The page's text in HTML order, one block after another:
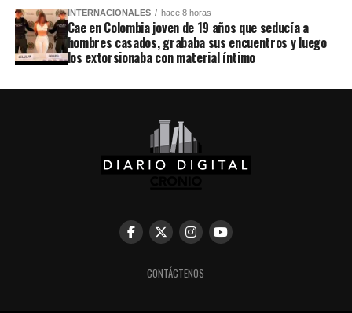
INTERNACIONALES hace 8 horas
Cae en Colombia joven de 19 años que seducía a
hombres casados, grababa sus encuentros y luego
los extorsionaba con material íntimo
CONTÁCTENOS